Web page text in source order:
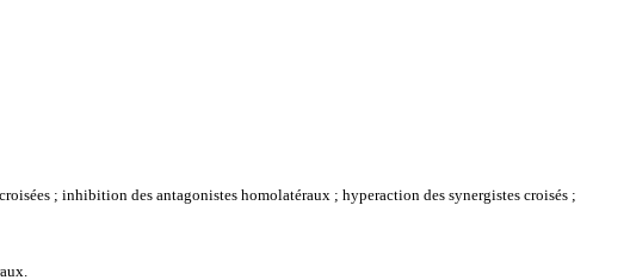
; inhibition des antagonistes homolatéraux ; hyperaction des synergistes croisés ;